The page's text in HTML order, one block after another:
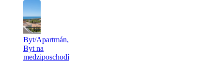
Byt/Apartmán,
Byt na
medziposchodí